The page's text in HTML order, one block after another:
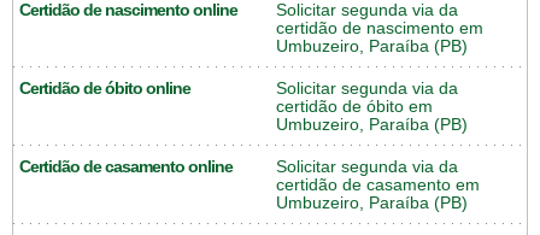
Certidão de nascimento online
Solicitar segunda via da
certidão de nascimento em
Umbuzeiro, Paraíba (PB)
Certidão de óbito online
Solicitar segunda via da
certidão de óbito em
Umbuzeiro, Paraíba (PB)
Certidão de casamento online
Solicitar segunda via da
certidão de casamento em
Umbuzeiro, Paraíba (PB)